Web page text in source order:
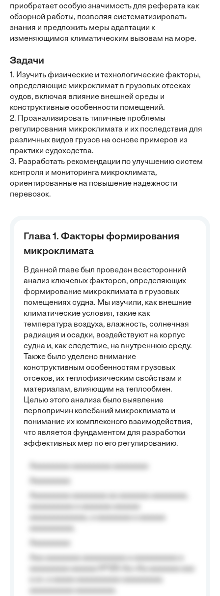
приобретает особую значимость для реферата как
обзорной работы, позволяя систематизировать
знания и предложить меры адаптации к
изменяющимся климатическим вызовам на море.
Задачи
1. Изучить физические и технологические факторы,
определяющие микроклимат в грузовых отсеках
судов, включая влияние внешней среды и
конструктивные особенности помещений.
2. Проанализировать типичные проблемы
регулирования микроклимата и их последствия для
различных видов грузов на основе примеров из
практики судоходства.
3. Разработать рекомендации по улучшению систем
контроля и мониторинга микроклимата,
ориентированные на повышение надежности
перевозок.
Глава 1. Факторы формирования
микроклимата
В данной главе был проведен всесторонний
анализ ключевых факторов, определяющих
формирование микроклимата в грузовых
помещениях судна. Мы изучили, как внешние
климатические условия, такие как
температура воздуха, влажность, солнечная
радиация и осадки, воздействуют на корпус
судна и, как следствие, на внутреннюю среду.
Также было уделено внимание
конструктивным особенностям грузовых
отсеков, их теплофизическим свойствам и
материалам, влияющим на теплообмен.
Целью этого анализа было выявление
первопричин колебаний микроклимата и
понимание их комплексного взаимодействия,
что является фундаментом для разработки
эффективных мер по его регулированию.